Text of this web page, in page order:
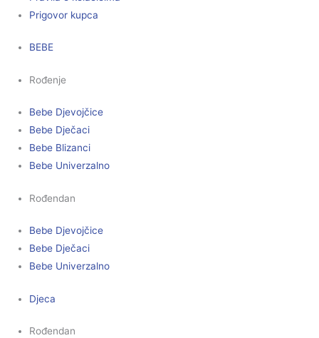
Prigovor kupca
BEBE
Rođenje
Bebe Djevojčice
Bebe Dječaci
Bebe Blizanci
Bebe Univerzalno
Rođendan
Bebe Djevojčice
Bebe Dječaci
Bebe Univerzalno
Djeca
Rođendan